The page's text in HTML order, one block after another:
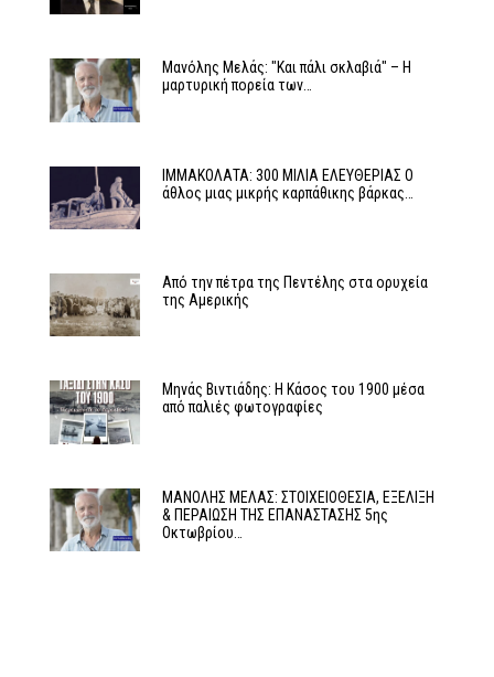
Μανόλης Μελάς: "Και πάλι σκλαβιά" – Η
μαρτυρική πορεία των…
ΙΜΜΑΚΟΛΑΤΑ: 300 ΜΙΛΙΑ ΕΛΕΥΘΕΡΙΑΣ Ο
άθλος μιας μικρής καρπάθικης βάρκας…
Από την πέτρα της Πεντέλης στα ορυχεία
της Αμερικής
Μηνάς Βιντιάδης: Η Κάσος του 1900 μέσα
από παλιές φωτογραφίες
MΑΝΟΛΗΣ ΜΕΛΑΣ: ΣΤΟΙΧΕΙΟΘΕΣΙΑ, ΕΞΕΛΙΞΗ
& ΠΕΡΑΙΩΣΗ ΤΗΣ ΕΠΑΝΑΣΤΑΣΗΣ 5ης
Οκτωβρίου…